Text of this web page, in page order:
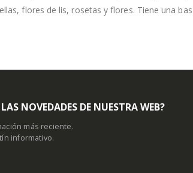
flores de lis, rosetas y flores. Tiene una
NOVEDADES DE NUESTRA WEB?
más reciente.
informativo.